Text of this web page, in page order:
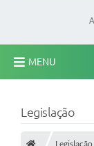
MENU
A Prefeitura
Legislação
Legislação